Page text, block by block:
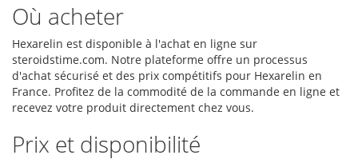
Où acheter
Hexarelin est disponible à l'achat en ligne sur
steroidstime.com. Notre plateforme offre un processus
d'achat sécurisé et des prix compétitifs pour Hexarelin en
France. Profitez de la commodité de la commande en ligne et
recevez votre produit directement chez vous.
Prix et disponibilité